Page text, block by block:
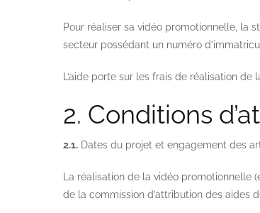
Pour réaliser sa vidéo promotionnelle, la
secteur possédant un numéro
L’aide porte sur les frais de réalisation
2. Conditions
2.1. Dates du projet et engagement des
La réalisation de la vidéo promotionnelle
de la commission d’attribution des aides